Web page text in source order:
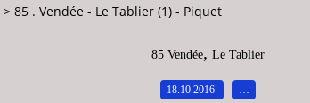
> 85 . Vendée - Le Tablier (1) - Piquet
85 Vendée, Le Tablier
18.10.2016